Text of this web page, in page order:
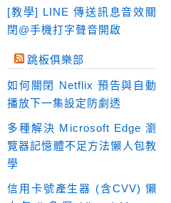
輸入法 (4)
[教學] LINE 傳送訊息音效關
閉@手機打字聲音開啟
跳板俱樂部
如何關閉 Netflix 預告與自動
播放下一集設定防劇透
多種解決 Microsoft Edge 瀏
覽器記憶體不足方法懶人包教
學
信用卡號產生器 (含CVV) 懶